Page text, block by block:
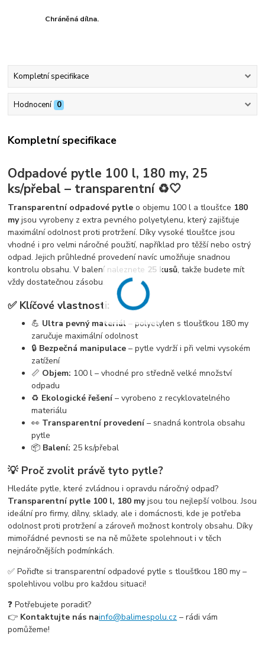
Chráněná dílna.
Kompletní specifikace
Hodnocení 0
Kompletní specifikace
Odpadové pytle 100 l, 180 my, 25
ks/přebal – transparentní ♻️🤍
Transparentní odpadové pytle o objemu 100 l a tloušťce 180
myjsou vyrobeny z extra pevného polyetylenu, který zajišťuje
maximální odolnost proti protržení. Díky vysoké tloušťce jsou
vhodné i pro velmi náročné použití, například pro těžší nebo ostrý
odpad. Jejich průhledné provedení navíc umožňuje snadnou
kontrolu obsahu. V balení naleznete 25 kusů, takže budete mít
vždy dostatečnou zásobu.
✅ Klíčové vlastnosti:
💪 Ultra pevný materiál – polyetylen s tloušťkou 180 my
zaručuje maximální odolnost
🔒 Bezpečná manipulace – pytle vydrží i při velmi vysokém
zatížení
📏 Objem: 100 l – vhodné pro středně velké množství
odpadu
♻️ Ekologické řešení– vyrobeno z recyklovatelného
materiálu
👀 Transparentní provedení– snadná kontrola obsahu
pytle
📦 Balení: 25 ks/přebal
💡 Proč zvolit právě tyto pytle?
Hledáte pytle, které zvládnou i opravdu náročný odpad?
Transparentní pytle 100 l, 180 myjsou tou nejlepší volbou. Jsou
ideální pro firmy, dílny, sklady, ale i domácnosti, kde je potřeba
odolnost proti protržení a zároveň možnost kontroly obsahu. Díky
mimořádné pevnosti se na ně můžete spolehnout i v těch
nejnáročnějších podmínkách.
✅ Pořiďte si transparentní odpadové pytle s tloušťkou 180 my –
spolehlivou volbu pro každou situaci!
❓ Potřebujete poradit?
👉 Kontaktujte nás nainfo@balimespolu.cz – rádi vám
pomůžeme!